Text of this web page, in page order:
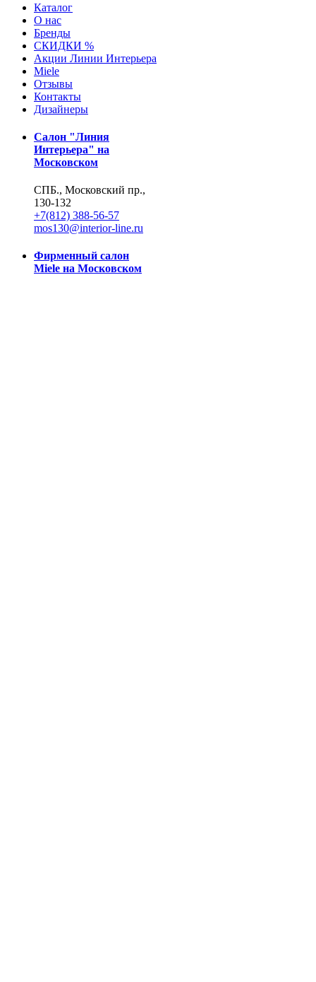
Каталог
О нас
Бренды
СКИДКИ %
Акции Линии Интерьера
Miele
Отзывы
Контакты
Дизайнеры
Салон "Линия
Интерьера" на
Московском
СПБ., Московский пр.,
130-132
+7(812) 388-56-57
mos130@interior-line.ru
Фирменный салон
Miele на Московском